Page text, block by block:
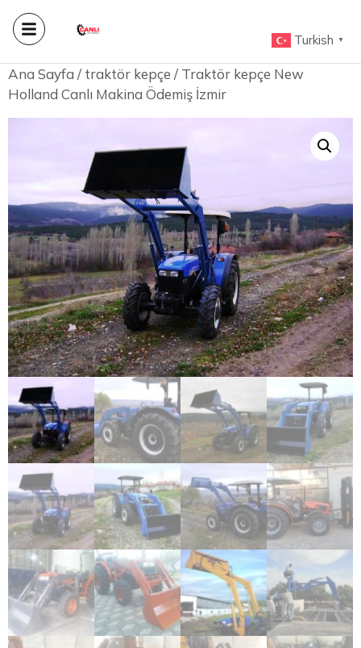
Turkish ▼
Ana Sayfa/ traktör kepçe / Traktör kepçe New
Holland Canlı Makina Ödemiş İzmir